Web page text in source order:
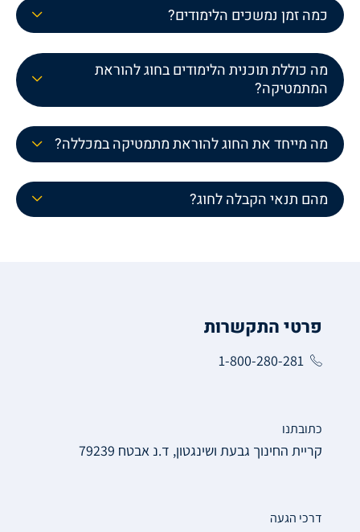
כמה זמן נמשכים הלימודים?
מה כוללת תוכנית הלימודים בחוג להוראת
המתמטיקה?
מה מייחד את החוג להוראת מתמטיקה במכללה?
מהם תנאי הקבלה לחוג?
פרטי התקשרות
1-800-280-281
כתובתנו
קריית החינוך גבעת ושינגטון, ד.נ אבטח 79239
דרכי הגעה